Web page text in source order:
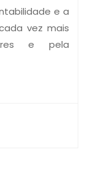
e a
vez mais
e pela